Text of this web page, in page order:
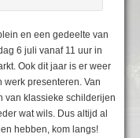
en een gedeelte van
6 juli vanaf 11 uur in
Ook dit jaar is er weer
presenteren. Van
van klassieke schilderijen
wat wils. Dus altijd al
hebben, kom langs!